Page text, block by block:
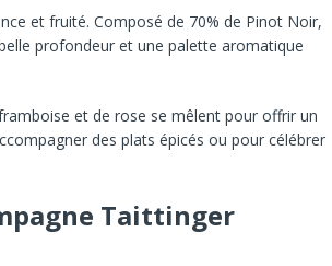
et fruité. Composé de 70% de Pinot Noir,
profondeur et une palette aromatique
et de rose se mêlent pour offrir un
des plats épicés ou pour célébrer
Taittinger